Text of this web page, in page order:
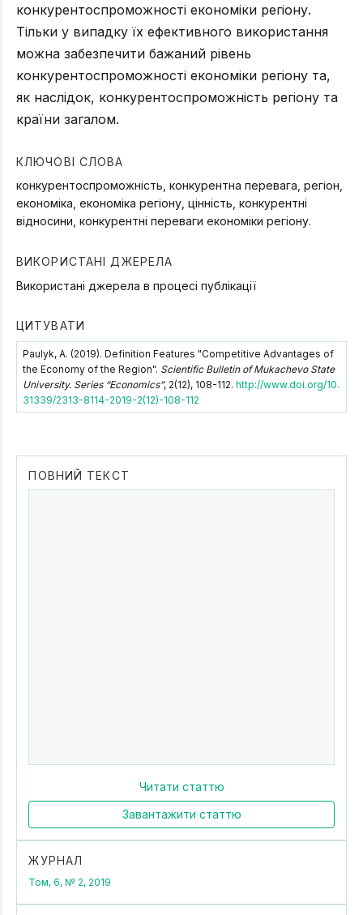
конкурентоспроможності економіки регіону.
Тільки у випадку їх ефективного використання
можна забезпечити бажаний рівень
конкурентоспроможності економіки регіону та,
як наслідок, конкурентоспроможність регіону та
країни загалом.
КЛЮЧОВІ СЛОВА
конкурентоспроможність, конкурентна перевага, регіон,
економіка, економіка регіону, цінність, конкурентні
відносини, конкурентні переваги економіки регіону.
ВИКОРИСТАНІ ДЖЕРЕЛА
Використані джерела в процесі публікації
ЦИТУВАТИ
Paulyk, А. (2019). Definition Features "Competitive Advantages of
the Economy of the Region". Scientific Bulletin of Mukachevo State
University. Series “Economics”, 2(12), 108-112. http://www.doi.org/10.
31339/2313-8114-2019-2(12)-108-112
ПОВНИЙ ТЕКСТ
Читати статтю
Завантажити статтю
ЖУРНАЛ
Том, 6, № 2, 2019